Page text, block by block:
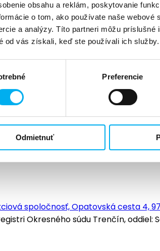
obsahu a reklám, poskytovanie
o tom, ako používate naše
a analýzy. Títo partneri môžu
od vás získali, keď ste používali ich služby.
Preferencie
Odmietnuť
spoločnosť, Opatovská cesta 4,
Okresného súdu Trenčín, oddiel: